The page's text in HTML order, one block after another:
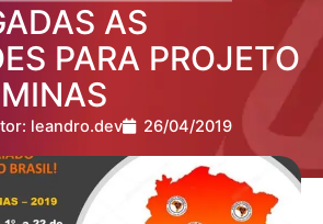
AS
PARA PROJETO
leandro.dev 26/04/2019